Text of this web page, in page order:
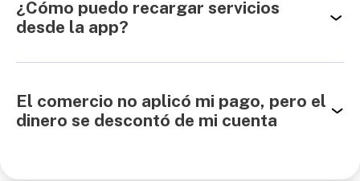
¿Cómo puedo recargar servicios
desde la app?
El comercio no aplicó mi pago, pero el
dinero se descontó de mi cuenta